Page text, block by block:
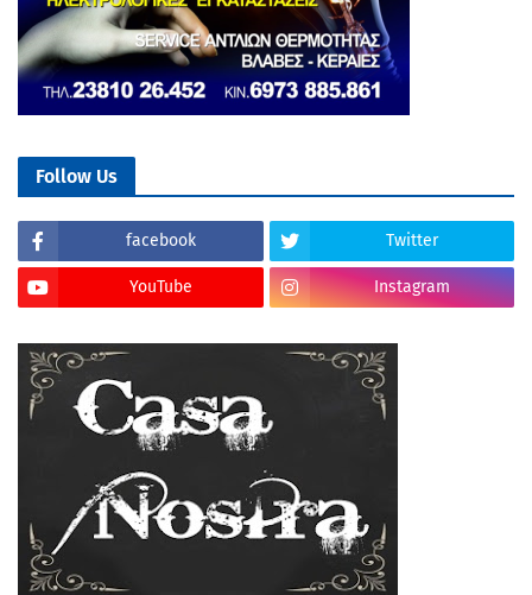
Follow Us
facebook Twitter
YouTube Instagram